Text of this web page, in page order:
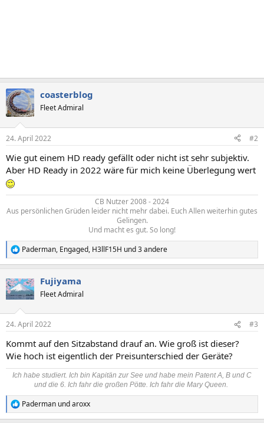
coasterblog
Fleet Admiral
24. April 2022 #2
Wie gut einem HD ready gefällt oder nicht ist sehr subjektiv.
Aber HD Ready in 2022 wäre für mich keine Überlegung wert
CB Nutzer 2008 - 2024
Aus persönlichen Grüden leider nicht mehr dabei. Euch Allen weiterhin gutes
Gelingen.
Und macht es gut. So long!​
R
e
k
t
i
e
:
Paderman, Engaged, H3llF15H und 3 andere
Fujiyama
Fleet Admiral
24. April 2022 #3
Kommt auf den Sitzabstand drauf an. Wie groß ist dieser?
Wie hoch ist eigentlich der Preisunterschied der Geräte?
Ich habe studiert. Ich bin Kapitän zur See und habe mein Patent A, B und C
und die 6. Ich fahr die großen Pötte. Ich fahr die Mary Queen.
R
e
Paderman undaroxx